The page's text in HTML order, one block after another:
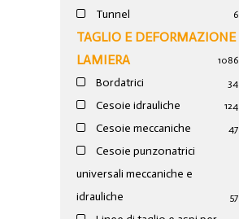
Tunnel 6
TAGLIO E DEFORMAZIONE
LAMIERA
1086
Bordatrici 34
Cesoie idrauliche 124
Cesoie meccaniche 47
Cesoie punzonatrici
universali meccaniche e
idrauliche
57